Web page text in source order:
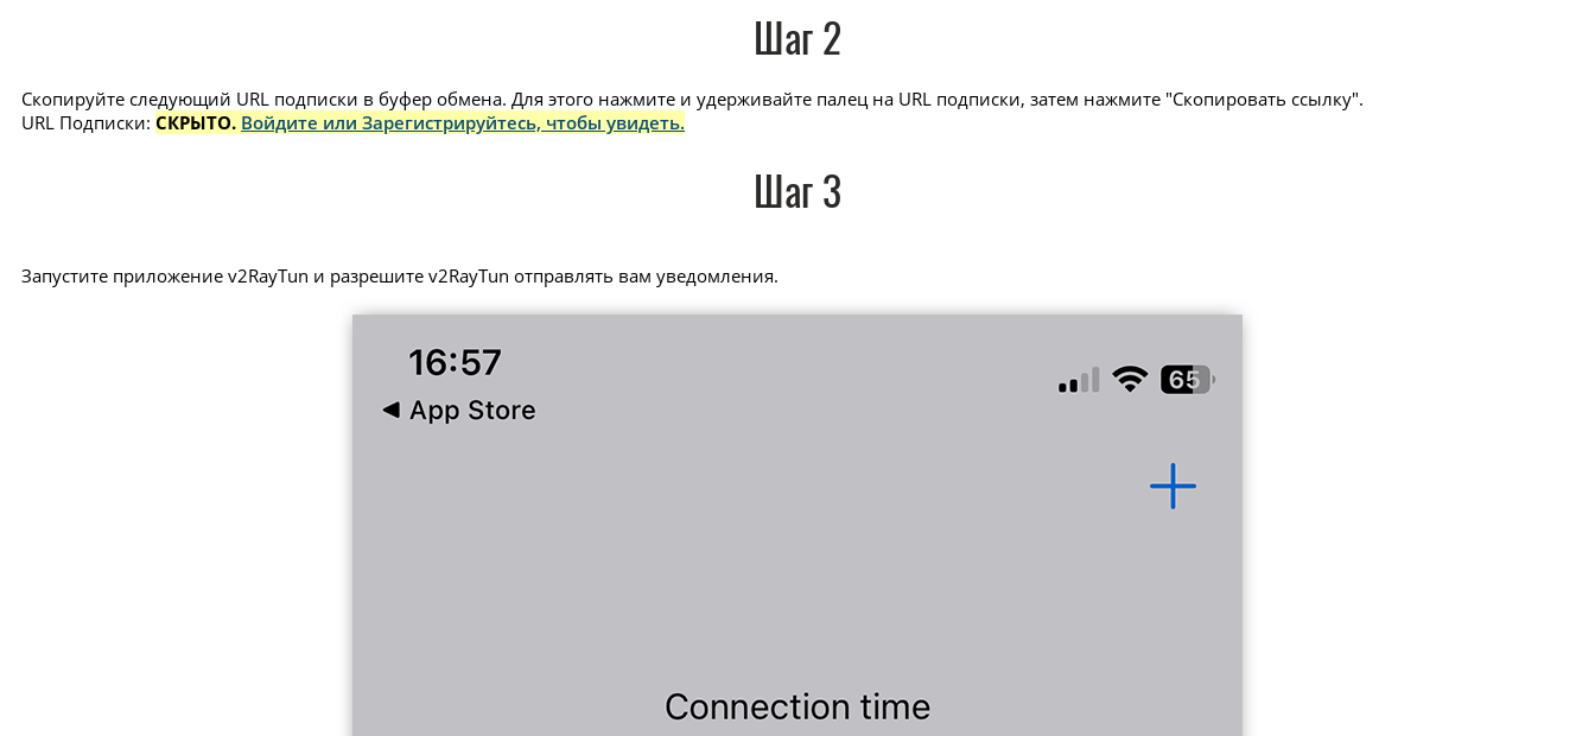
Шаг 2
Скопируйте следующий URL подписки в буфер обмена. Для этого нажмите и удерживайте палец на URL подписки, затем нажмите "Скопировать ссылку".
URL Подписки: СКРЫТО. Войдите или Зарегистрируйтесь, чтобы увидеть.
Шаг 3
Запустите приложение v2RayTun и разрешите v2RayTun отправлять вам уведомления.